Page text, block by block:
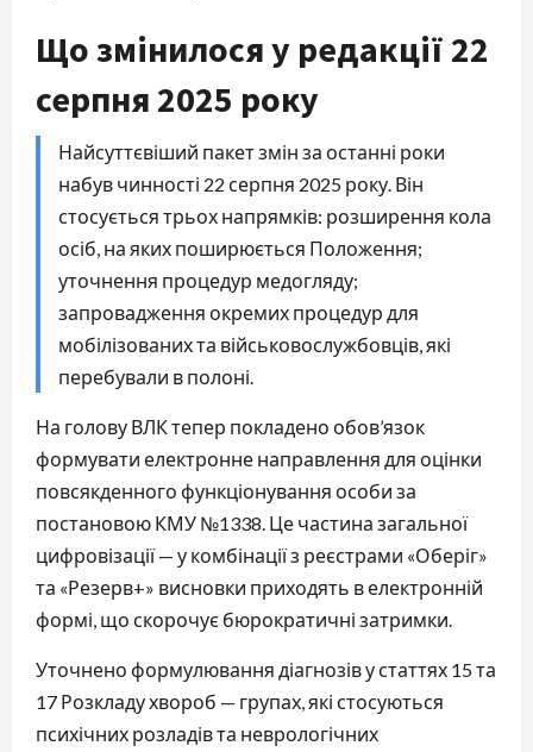
Що змінилося у редакції 22
серпня 2025 року
Найсуттєвіший пакет змін за останні роки
набув чинності 22 серпня 2025 року. Він
стосується трьох напрямків: розширення кола
осіб, на яких поширюється Положення;
уточнення процедур медогляду;
запровадження окремих процедур для
мобілізованих та військовослужбовців, які
перебували в полоні.
На голову ВЛК тепер покладено обов’язок
формувати електронне направлення для оцінки
повсякденного функціонування особи за
постановою КМУ №1338. Це частина загальної
цифровізації — у комбінації з реєстрами «Оберіг»
та «Резерв+» висновки приходять в електронній
формі, що скорочує бюрократичні затримки.
Уточнено формулювання діагнозів у статтях 15 та
17 Розкладу хвороб — групах, які стосуються
психічних розладів та неврологічних